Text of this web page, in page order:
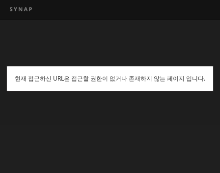
현재 접근하신 URL은 접근할 권한이 없거나 존재하지 않는 페이지 입니다.